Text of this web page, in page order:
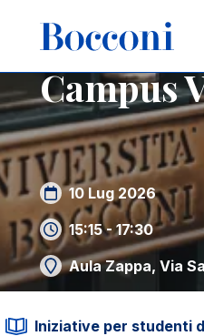
Briciole di pane
Campus
10 Lug 2026
15:15 - 17:30
Aula Zappa, Via
Iniziative per studenti